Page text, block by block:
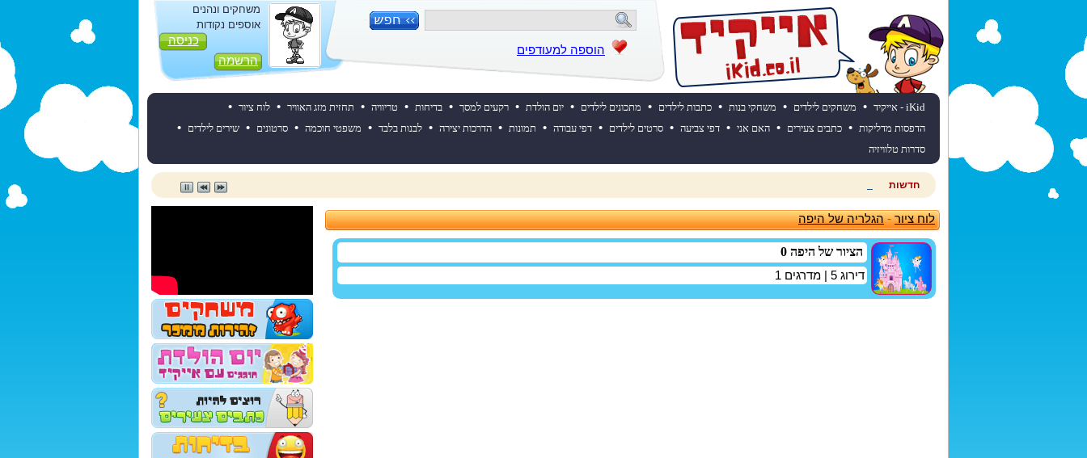
הוספה למעודפים
משחקים ונהנים
אוספים נקודות
כניסה
הרשמה
iKid - אייקיד • משחקים לילדים • משחקי בנות • כתבות לילדים • מתכונים לילדים • יום הולדת • רקעים למסך • בדיחות • טריוויה • תחזית מזג האוויר • לוח ציור •
הדפסות מדליקות • כתבים צעירים • האם אני • דפי צביעה • סרטים לילדים • דפי עבודה • תמונות • הדרכות יצירה • לבנות בלבד • משפטי חוכמה • סרטונים • שירים לילדים •
סדרות טלוויזיה
חדשות
לוח ציור-הגלריה של היפה
הציור של היפה 0
דירוג 5 | מדרגים 1